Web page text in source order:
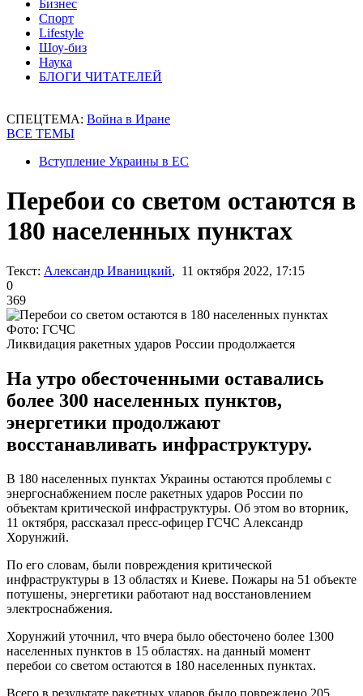
Бизнес
Спорт
Lifestyle
Шоу-биз
Наука
БЛОГИ ЧИТАТЕЛЕЙ
СПЕЦТЕМА: Война в Иране
ВСЕ ТЕМЫ
Вступление Украины в ЕС
Перебои со светом остаются в
180 населенных пунктах
Текст: Александр Иваницкий, 11 октября 2022, 17:15
0
369
Фото: ГСЧС
Ликвидация ракетных ударов России продолжается
На утро обесточенными оставались
более 300 населенных пунктов,
энергетики продолжают
восстанавливать инфраструктуру.
В 180 населенных пунктах Украины остаются проблемы с
энергоснабжением после ракетных ударов России по
объектам критической инфраструктуры. Об этом во вторник,
11 октября, рассказал пресс-офицер ГСЧС Александр
Хорунжий.
По его словам, были повреждения критической
инфраструктуры в 13 областях и Киеве. Пожары на 51 объекте
потушены, энергетики работают над восстановлением
электроснабжения.
Хорунжий уточнил, что вчера было обесточено более 1300
населенных пунктов в 15 областях. на данный момент
перебои со светом остаются в 180 населенных пунктах.
Всего в результате ракетных ударов было повреждено 205